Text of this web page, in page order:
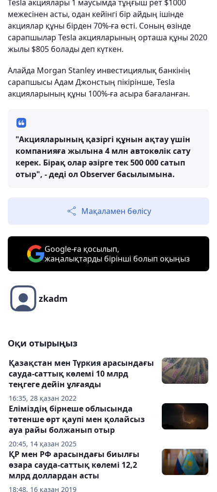
Tesla акциялары 1 маусымда тұңғыш рет $1000
межесінен асты, одан кейінгі бір айдың ішінде
акциялар құны бірден 70%-ға өсті. Соның өзінде
сарапшылар Tesla акцияларының орташа құны 2020
жылы $805 болады деп күткен.
Алайда Morgan Stanley инвестициялық банкінің
сарапшысы Адам Джонстың пікірінше, Tesla
акцияларының құны 100%-ға асыра бағаланған.
"Акцияларының қазіргі құнын ақтау үшін
компанияға жылына 4 млн автокөлік сату
керек. Бірақ олар әзірге тек 500 000 сатып
отыр", - деді ол Observer басылымына.
Мақаламен бөлісу
Google-ға қосылып,
жаңалықтарды бірінші болып оқыңыз
zkadm
Оқи отырыңыз
16:35, 28 қазан 2022
Қазақстан мен Түркия арасындағы
сауда-саттық көлемі 10 млрд
теңгеге дейін ұлғаяды
20:45, 14 қазан 2025
Еліміздің бірнеше облысында
төтенше өрт қаупі мен қолайсыз
ауа райы болжанып отыр
18:48, 16 қазан 2019
ҚР мен РФ арасындағы биылғы
өзара сауда-саттық көлемі 12,2
млрд доллардан асты